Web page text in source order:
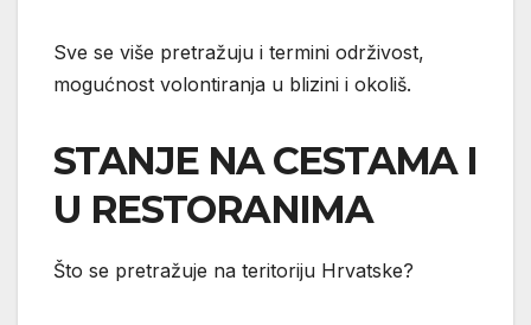
Sve se više pretražuju i termini održivost,
mogućnost volontiranja u blizini i okoliš.
STANJE NA CESTAMA I
U RESTORANIMA
Što se pretražuje na teritoriju Hrvatske?